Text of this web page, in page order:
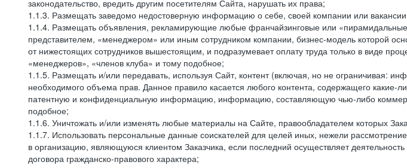
законодательство, вредить другим посетителям Сайта, нарушать их права;
1.1.3. Размещать заведомо недостоверную информацию о себе, своей компании или
1.1.4. Размещать объявления, рекламирующие любые франчайзинговые или
представителем, «менеджером» или иным сотрудником компании, бизнес-модель которой
от нижестоящих сотрудников вышестоящим, и подразумевает оплату труда только в виде
«менеджеров», «членов клуба» и тому подобное;
1.1.5. Размещать и/или передавать, используя Сайт, контент (включая, но не ограничивая:
необходимого объема прав. Данное правило касается любого контента, содержащего
патентную и конфиденциальную информацию, информацию, составляющую чью-либо
подобное;
1.1.6. Уничтожать и/или изменять любые материалы на Сайте, правообладателем которых
1.1.7. Использовать персональные данные соискателей для целей иных, нежели
в организацию, являющуюся клиентом Заказчика, если последний осуществляет
договора гражданско-правового характера;